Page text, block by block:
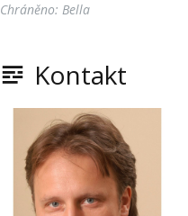
Chráněno: Bella
Kontakt